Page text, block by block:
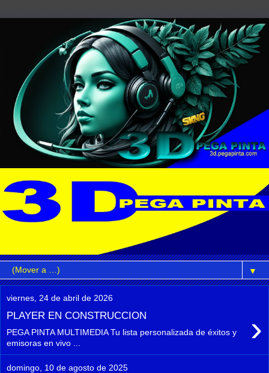
▼
viernes, 24 de abril de 2026
PLAYER EN CONSTRUCCION ›
PEGA PINTA MULTIMEDIA Tu lista personalizada de éxitos y
emisoras en vivo ...
domingo, 10 de agosto de 2025